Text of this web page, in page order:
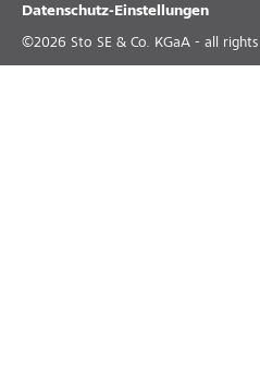
Datenschutz-Einstellungen
©2026 Sto SE & Co. KGaA - all